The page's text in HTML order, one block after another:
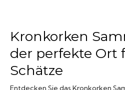
Kronkorken
der perfekte Ort
Schätze
Entdecken Sie das Kronkorken